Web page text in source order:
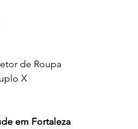
de Roupa
X
em Fortaleza